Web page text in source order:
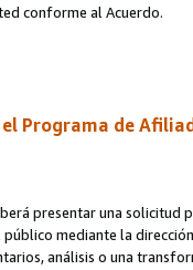
conforme al Acuerdo.
Programa de
presentar una solicitud
mediante la
análisis o una